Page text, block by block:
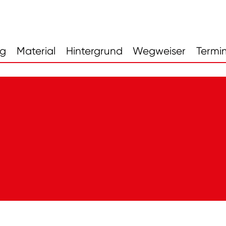
Material Hintergrund Wegweiser